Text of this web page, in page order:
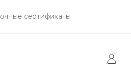
сертификаты